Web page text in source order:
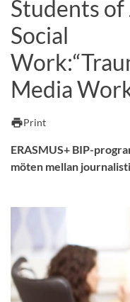
Students of
Social
Media
printPrint
ERASMUS+ BIP-
möten mellan